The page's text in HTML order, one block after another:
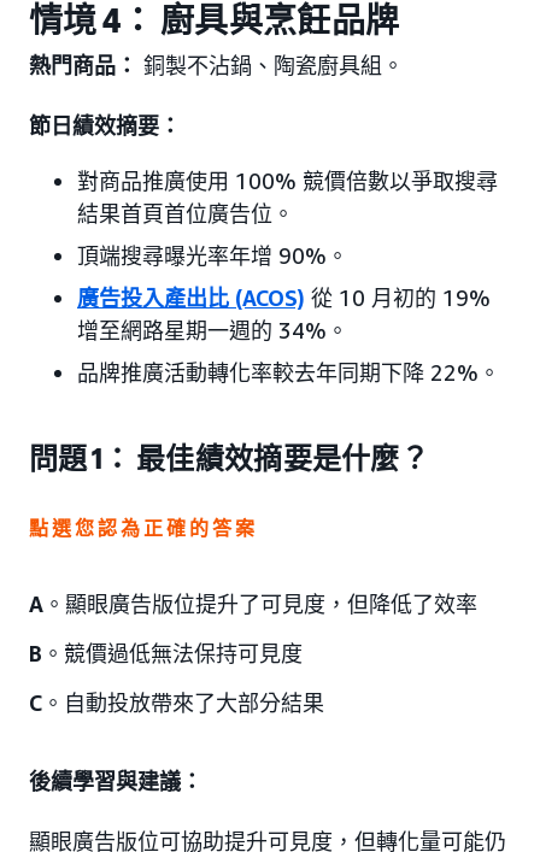
情境 4： 廚具與烹飪品牌
熱門商品： 銅製不沾鍋、陶瓷廚具組。
節日績效摘要：
對商品推廣使用 100% 競價倍數以爭取搜尋
結果首頁首位廣告位。
頂端搜尋曝光率年增 90%。
廣告投入產出比 (ACOS) 從 10 月初的 19%
增至網路星期一週的 34%。
品牌推廣活動轉化率較去年同期下降 22%。
問題 1： 最佳績效摘要是什麼？
點選您認為正確的答案
A 。顯眼廣告版位提升了可見度，但降低了效率
B 。競價過低無法保持可見度
C 。自動投放帶來了大部分結果
後續學習與建議：
顯眼廣告版位可協助提升可見度，但轉化量可能仍